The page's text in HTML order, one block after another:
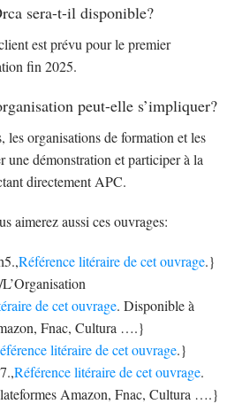
sera-t-il disponible?
est prévu pour le premier
fin 2025.
peut-elle s’impliquer?
les organisations de formation et les
une démonstration et participer à la
directement APC.
aimerez aussi ces ouvrages:
Référence litéraire de cet ouvrage.}
de cet ouvrage. Disponible à
Fnac, Cultura ….}
litéraire de cet ouvrage.}
Référence litéraire de cet ouvrage.
Amazon, Fnac, Cultura ….}